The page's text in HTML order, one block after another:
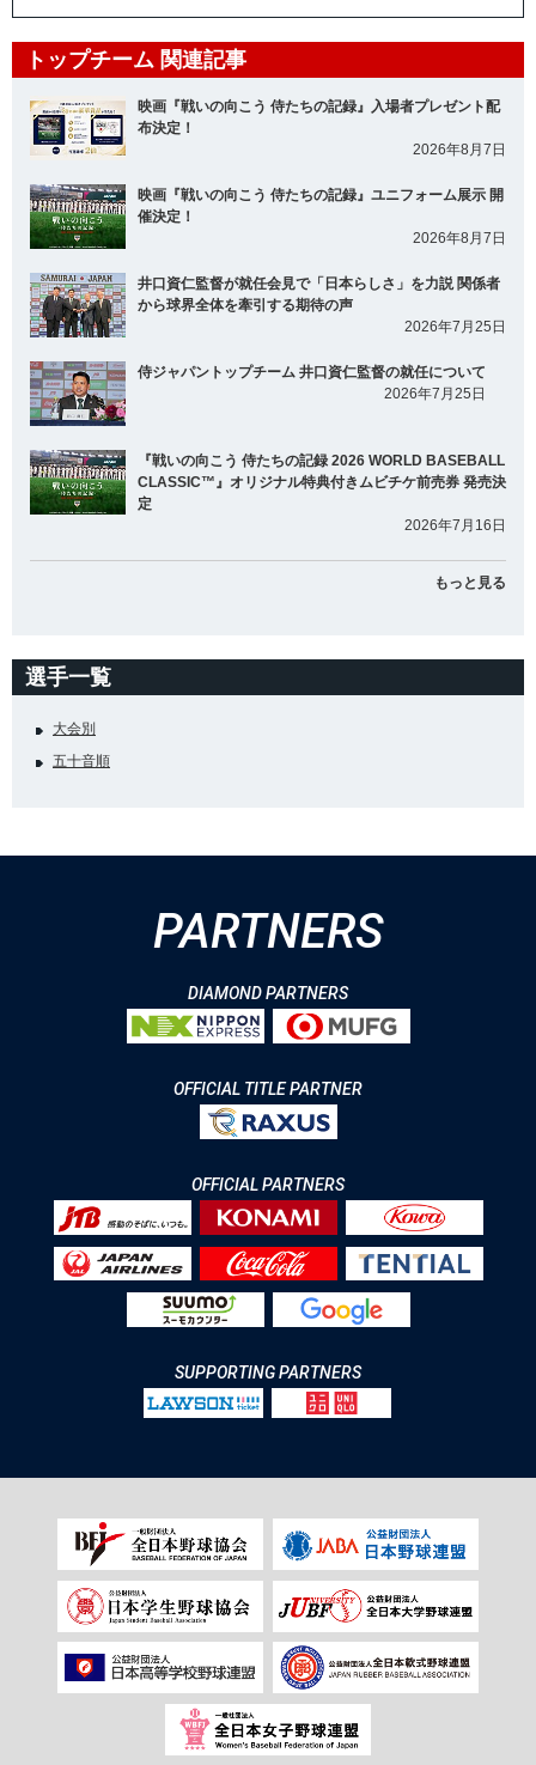
トップチーム 関連記事
映画『戦いの向こう 侍たちの記録』入場者プレゼント配
布決定！
2026年8月7日
映画『戦いの向こう 侍たちの記録』ユニフォーム展示 開
催決定！
2026年8月7日
井口資仁監督が就任会見で「日本らしさ」を力説 関係者
から球界全体を牽引する期待の声
2026年7月25日
侍ジャパントップチーム 井口資仁監督の就任について
2026年7月25日
『戦いの向こう 侍たちの記録 2026 WORLD BASEBALL
CLASSIC™』オリジナル特典付きムビチケ前売券 発売決
定
2026年7月16日
もっと見る
選手一覧
大会別
五十音順
PARTNERS
DIAMOND PARTNERS
OFFICIAL TITLE PARTNER
OFFICIAL PARTNERS
SUPPORTING PARTNERS